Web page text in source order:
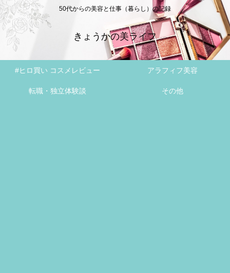
50代からの美容と仕事（暮らし）の記録
きょうかの美ライフ
#ヒロ買い コスメレビュー アラフィフ美容
転職・独立体験談 その他